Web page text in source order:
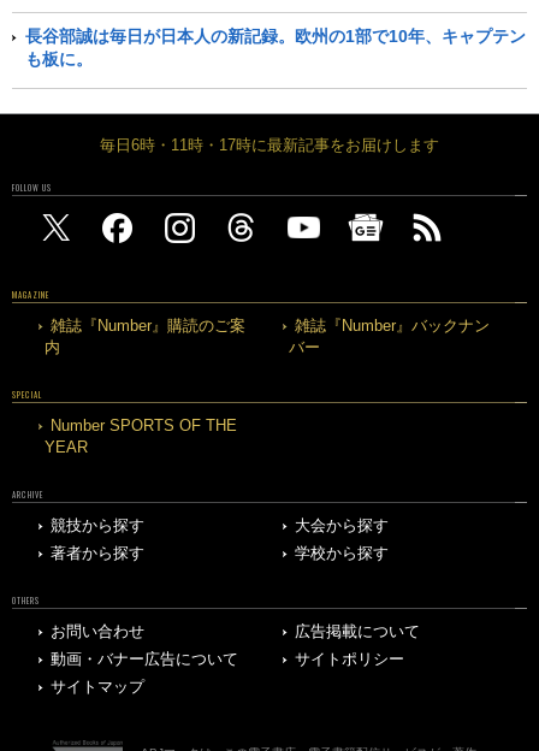
長谷部誠は毎日が日本人の新記録。欧州の1部で10年、キャプテン
も板に。
毎日6時・11時・17時に最新記事をお届けします
FOLLOW US
MAGAZINE
雑誌『Number』購読のご案
内
雑誌『Number』バックナン
バー
SPECIAL
Number SPORTS OF THE
YEAR
ARCHIVE
競技から探す
大会から探す
著者から探す
学校から探す
OTHERS
お問い合わせ
広告掲載について
動画・バナー広告について
サイトポリシー
サイトマップ